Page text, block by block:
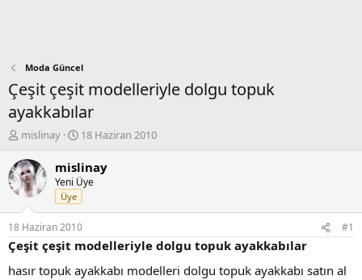
Moda Güncel
Çeşit çeşit modelleriyle dolgu topuk
ayakkabılar
K
n
b
u
y
u
b
a
mislinay
B
ş
l
a
n
g
ı
ç
18 Haziran 2010
mislinay
Yeni Üye
Üye
18 Haziran 2010 #1
Çeşit çeşit modelleriyle dolgu topuk ayakkabılar
hasır topuk ayakkabı modelleri dolgu topuk ayakkabı satın al